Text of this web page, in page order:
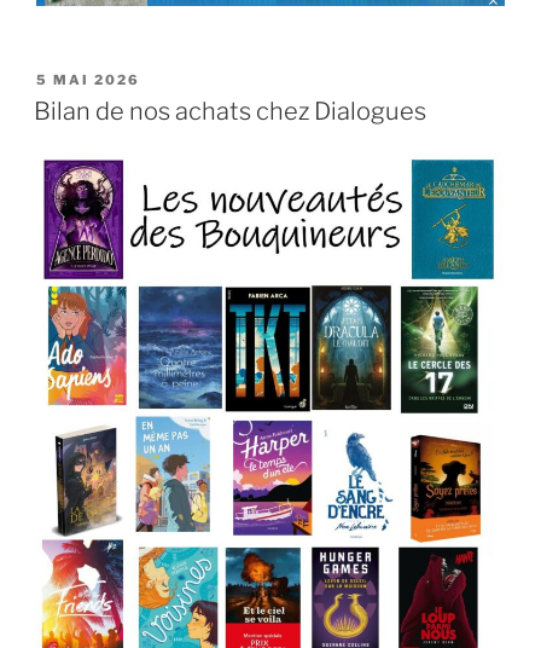
PUBLIÉ
LE
5 MAI 2026
Bilan de nos achats chez Dialogues